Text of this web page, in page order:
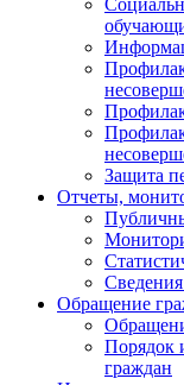
Защита
Отчеты,
Обращение
Порядок
граждан